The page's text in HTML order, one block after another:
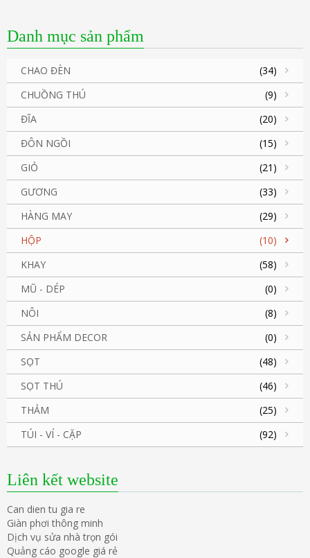
Danh mục sản phẩm
CHAO ĐÈN
(34)
CHUỒNG THÚ
(9)
ĐĨA
(20)
ĐÔN NGỒI
(15)
GIỎ
(21)
GƯƠNG
(33)
HÀNG MAY
(29)
HỘP
(10)
KHAY
(58)
MŨ - DÉP
(0)
NÔI
(8)
SẢN PHẨM DECOR
(0)
SỌT
(48)
SỌT THÚ
(46)
THẢM
(25)
TÚI - VÍ - CẶP
(92)
Liên kết website
Can dien tu gia re
Giàn phơi thông minh
Dịch vụ sửa nhà trọn gói
Quảng cáo google giá rẻ